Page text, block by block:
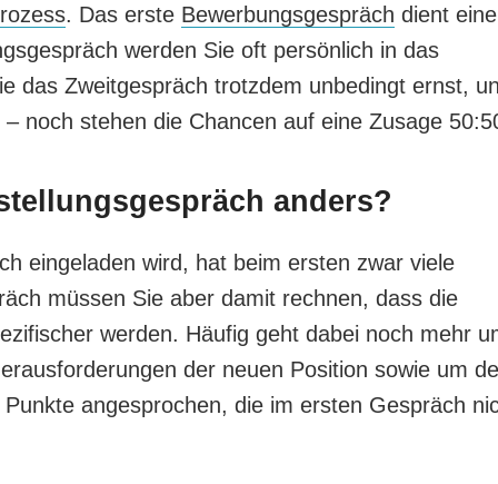
. Das erste Bewerbungsgespräch dient
werden Sie oft persönlich in das
das Zweitgespräch trotzdem unbedingt ernst,
noch stehen die Chancen auf eine Zusage
anders?
eingeladen wird, hat beim ersten zwar viele
müssen Sie aber damit rechnen, dass die
werden. Häufig geht dabei noch mehr
der neuen Position sowie um
angesprochen, die im ersten Gespräch